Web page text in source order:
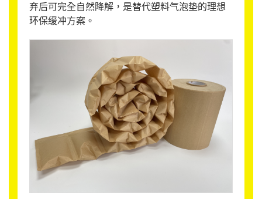
弃后可完全自然降解，是替代塑料气泡垫的理想
环保缓冲方案。